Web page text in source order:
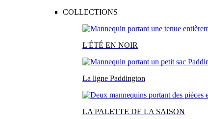
COLLECTIONS
L'ÉTÉ EN NOIR
La ligne Paddington
LA PALETTE DE LA SAISON